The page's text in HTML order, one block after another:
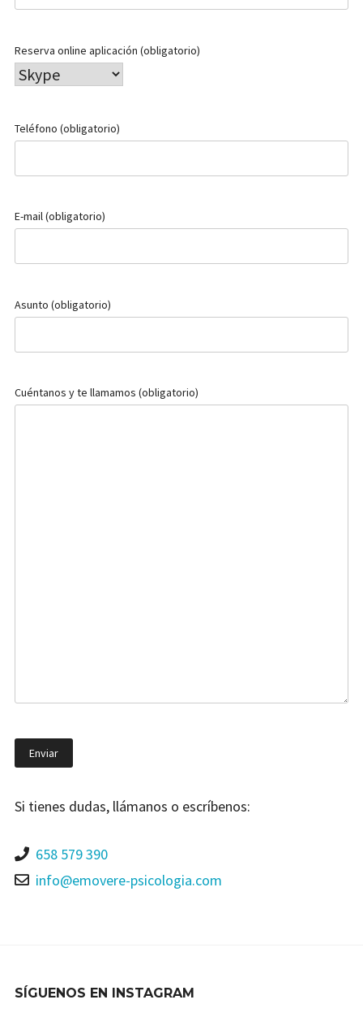
Reserva online aplicación (obligatorio)
Teléfono (obligatorio)
E-mail (obligatorio)
Asunto (obligatorio)
Cuéntanos y te llamamos (obligatorio)
Si tienes dudas, llámanos o escríbenos:
658 579 390
info@emovere-psicologia.com
SÍGUENOS EN INSTAGRAM